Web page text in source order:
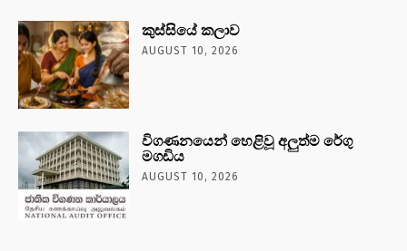
කුස්සියේ කලාව
AUGUST 10, 2026
විගණනයෙන් හෙළිවූ අලුත්ම රේගු
මගඩිය
AUGUST 10, 2026